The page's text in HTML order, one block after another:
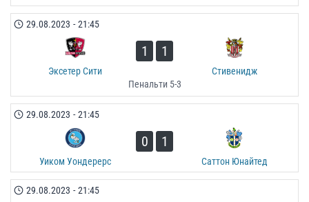
29.08.2023 - 21:45
Эксетер Сити
1 1
Стивенидж
Пенальти 5-3
29.08.2023 - 21:45
Уиком Уондерерс
0 1
Саттон Юнайтед
29.08.2023 - 21:45